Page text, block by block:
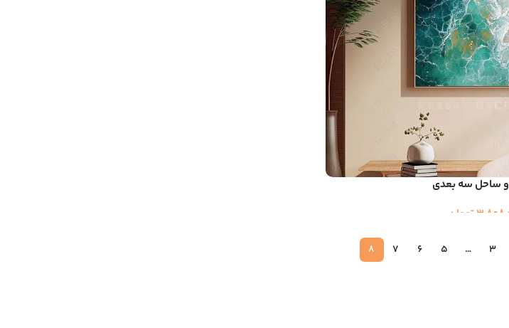
و ساحل سه بعدی
تومان
3
…
5
6
7
8